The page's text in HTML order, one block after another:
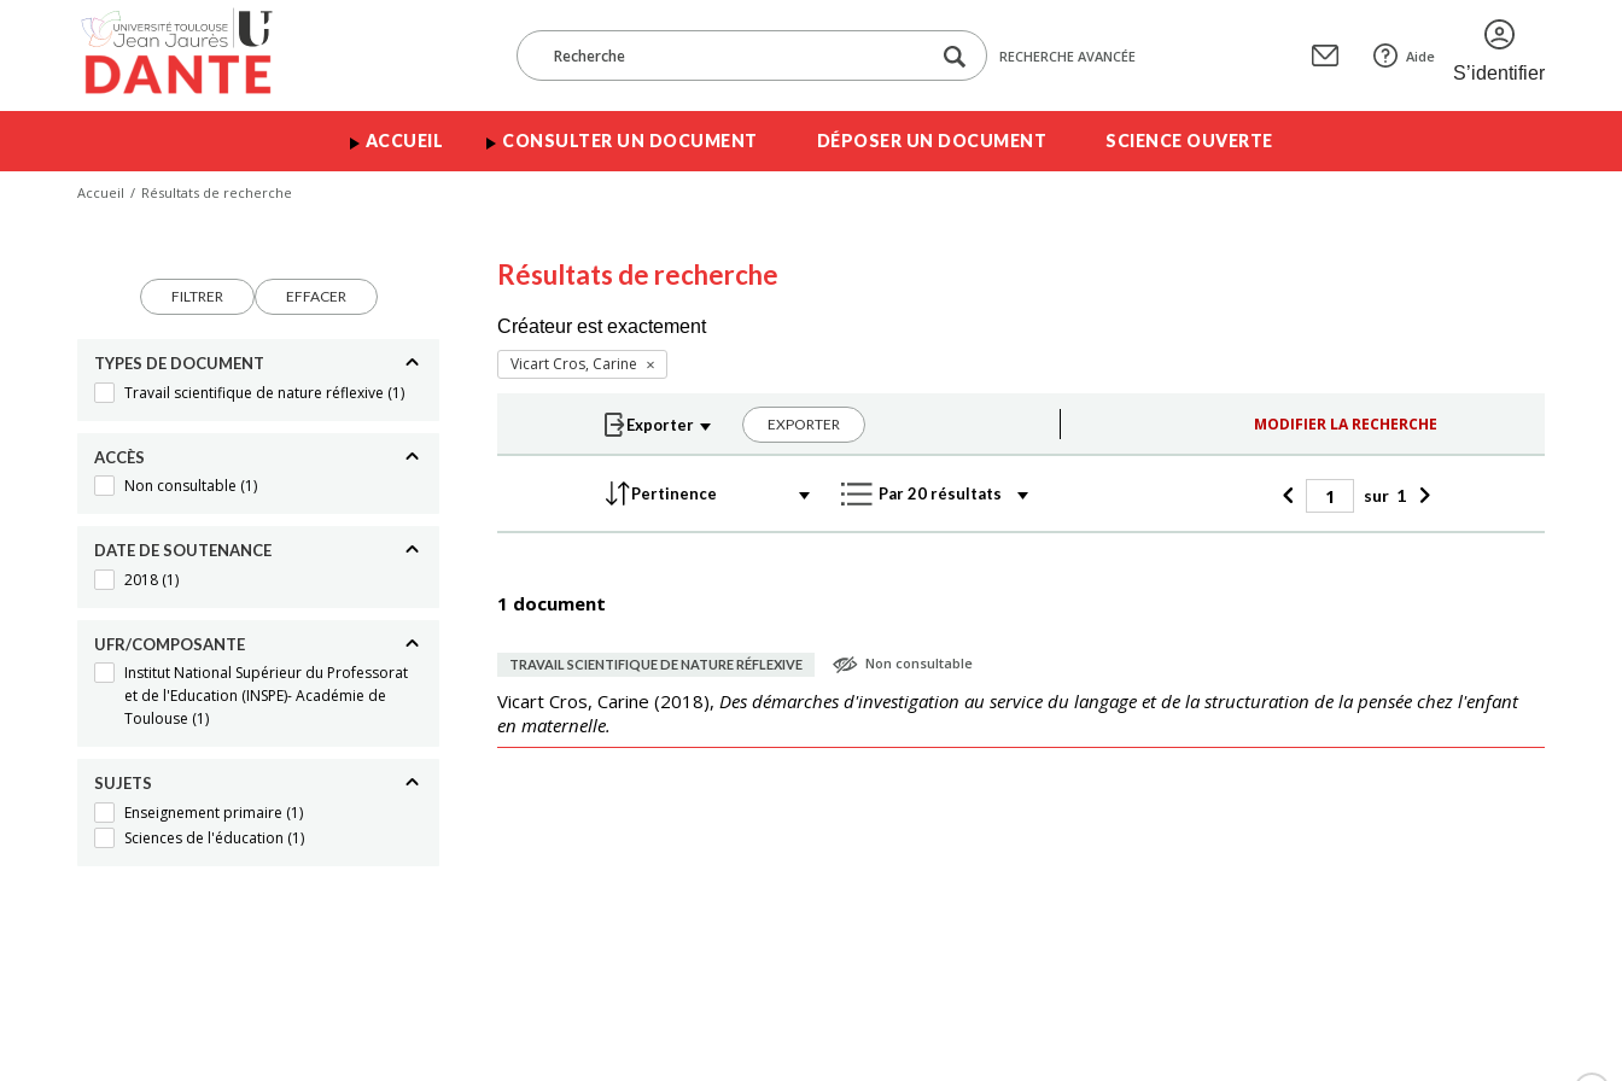
RECHERCHE AVANCÉE Aide
S’identifier
ACCUEIL CONSULTER UN DOCUMENT DÉPOSER UN DOCUMENT SCIENCE OUVERTE
Accueil Résultats de recherche
FILTRER EFFACER
TYPES DE DOCUMENT
Travail scientifique de nature réflexive (1)
ACCÈS
Non consultable (1)
DATE DE SOUTENANCE
2018 (1)
UFR/COMPOSANTE
Institut National Supérieur du Professorat
et de l'Education (INSPE)- Académie de
Toulouse (1)
SUJETS
Enseignement primaire (1)
Sciences de l'éducation (1)
Résultats de recherche
Créateur est exactement
Vicart Cros, Carine
EXPORTER MODIFIER LA RECHERCHE
sur 1
1 document
TRAVAIL SCIENTIFIQUE DE NATURE RÉFLEXIVE Non consultable
Vicart Cros, Carine (2018), Des démarches d'investigation au service du langage et de la structuration de la pensée chez l'enfant
en maternelle.